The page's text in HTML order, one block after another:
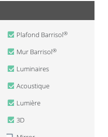
Plafond Barrisol®
Mur Barrisol®
Luminaires
Acoustique
Lumière
3D